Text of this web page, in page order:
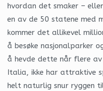
hvordan det smaker –
en av de 50 statene med
kommer det allikevel
å besøke nasjonalparker
å hevde dette når flere av
Italia, ikke har attraktive
helt naturlig snur ryggen